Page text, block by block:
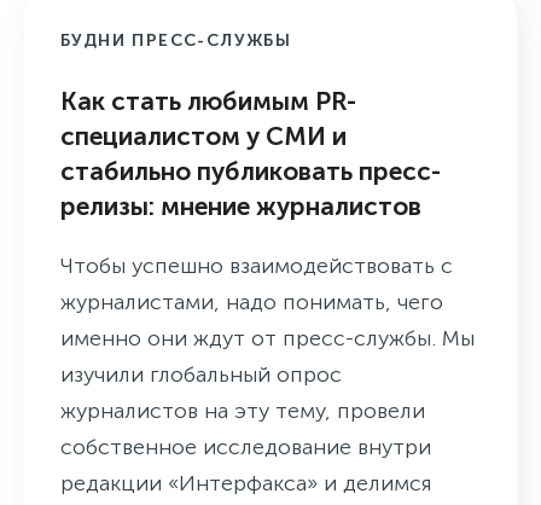
БУДНИ ПРЕСС-СЛУЖБЫ
Как стать любимым PR-
специалистом у СМИ и
стабильно публиковать пресс-
релизы: мнение журналистов
Чтобы успешно взаимодействовать с
журналистами, надо понимать, чего
именно они ждут от пресс-службы. Мы
изучили глобальный опрос
журналистов на эту тему, провели
собственное исследование внутри
редакции «Интерфакса» и делимся